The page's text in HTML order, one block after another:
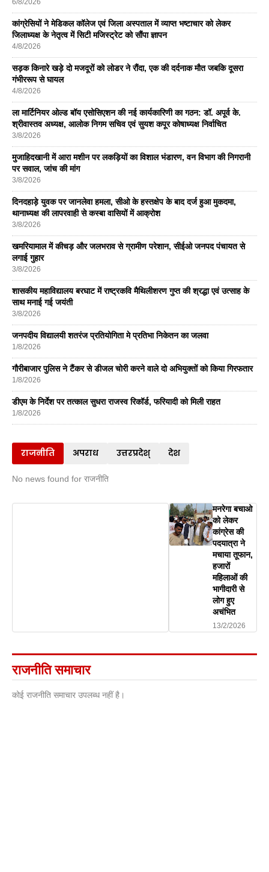
कांग्रेसियों ने मेडिकल कॉलेज एवं जिला अस्पताल में व्याप्त भष्टाचार को लेकर
जिलाध्यक्ष के नेतृत्व में सिटी मजिस्ट्रेट को सौंपा ज्ञापन
4/8/2026
सड़क किनारे खड़े दो मजदूरों को लोडर ने रौंदा, एक की दर्दनाक मौत जबकि दूसरा
गंभीररूप से घायल
4/8/2026
ला मार्टिनियर ओल्ड बॉय एसोसिएशन की नई कार्यकारिणी का गठन: डॉ. अपूर्व के.
श्रीवास्तव अध्यक्ष, आलोक निगम सचिव एवं सुयश कपूर कोषाध्यक्ष निर्वाचित
3/8/2026
मुजाहिदखानी में आरा मशीन पर लकड़ियों का विशाल भंडारण, वन विभाग की निगरानी
पर सवाल, जांच की मांग
3/8/2026
दिनदहाड़े युवक पर जानलेवा हमला, सीओ के हस्तक्षेप के बाद दर्ज हुआ मुकदमा,
थानाध्यक्ष की लापरवाही से कस्बा वासियों में आक्रोश
3/8/2026
खमरियामाल में कीचड़ और जलभराव से ग्रामीण परेशान, सीईओ जनपद पंचायत से
लगाई गुहार
3/8/2026
शासकीय महाविद्यालय बरघाट में राष्ट्रकवि मैथिलीशरण गुप्त की श्रद्धा एवं उत्साह के
साथ मनाई गई जयंती
3/8/2026
जनपदीय विद्यालयी शतरंज प्रतियोगिता मे प्रतिभा निकेतन का जलवा
1/8/2026
गौरीबाजार पुलिस ने टैंकर से डीजल चोरी करने वाले दो अभियुक्तों को किया गिरफतार
1/8/2026
डीएम के निर्देश पर तत्काल सुधरा राजस्व रिकॉर्ड, फरियादी को मिली राहत
1/8/2026
राजनीति अपराध उत्तरप्रदेश् देश
No news found for राजनीति
मनरेगा बचाओ
को लेकर
कांग्रेस की
पदयात्रा ने
मचाया तूफान,
हजारों
महिलाओं की
भागीदारी से
लोग हुए
अचंभित
13/2/2026
राजनीति समाचार
कोई राजनीति समाचार उपलब्ध नहीं है।